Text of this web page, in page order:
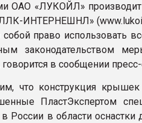
ОАО «ЛУКОЙЛ» производит
ИНТЕРНЕШНЛ»
право использовать
законодательством
в сообщении
что конструкция крышек
ПластЭкспертом
России в области оснастки